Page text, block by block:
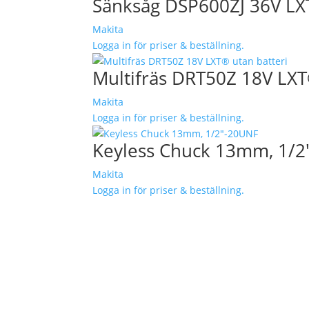
Sänksåg DSP600ZJ 36V
Makita
Logga in för priser & beställning.
Multifräs DRT50Z 18V
Makita
Logga in för priser & beställning.
Keyless Chuck 13mm, 1/
Makita
Logga in för priser & beställning.